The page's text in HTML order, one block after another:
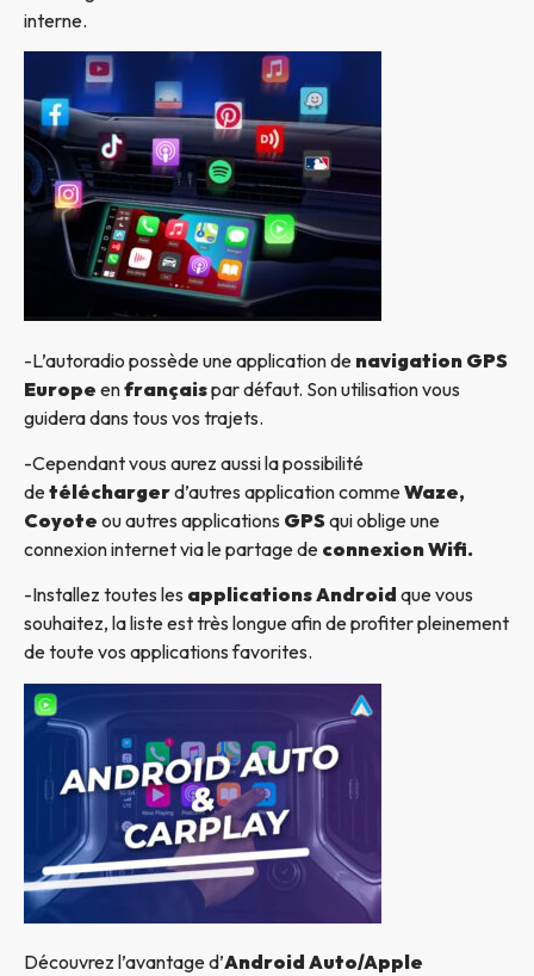
interne.
-L’autoradio possède une application de navigation GPS
Europe enfrançaispar défaut. Son utilisation vous
guidera dans tous vos trajets.
-Cependant vous aurez aussi la possibilité
detéléchargerd’autres application commeWaze,
Coyote ou autres applications GPSqui oblige une
connexion internet via le partage de connexion Wifi.
-Installez toutes les applications Android que vous
souhaitez, la liste est très longue afin de profiter pleinement
de toute vos applications favorites.
Découvrez l’avantage d’Android Auto/Apple